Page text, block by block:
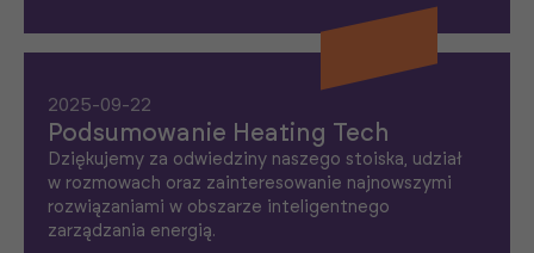
2025-09-22
Podsumowanie Heating Tech
Dziękujemy za odwiedziny naszego stoiska, udział
w rozmowach oraz zainteresowanie najnowszymi
rozwiązaniami w obszarze inteligentnego
zarządzania energią.